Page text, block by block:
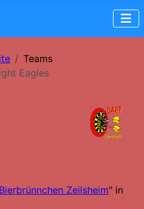
Teams
Eagles
Bierbrünnchen Zeilsheim" in